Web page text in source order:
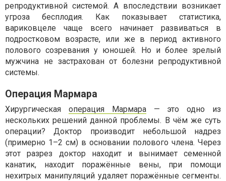
репродуктивной системой. А впоследствии возникает
угроза бесплодия. Как показывает статистика,
вариковцеле чаще всего начинает развиваться в
подростковом возрасте, или же в период активного
полового созревания у юношей. Но и более зрелый
мужчина не застрахован от болезни репродуктивной
системы.
Операция Мармара
Хирургическая операция Мармара— это одно из
нескольких решений данной проблемы. В чём же суть
операции? Доктор производит небольшой надрез
(примерно 1–2 см) в основании полового члена. Через
этот разрез доктор находит и вынимает семенной
канатик, находит поражённые вены, при помощи
нехитрых манипуляций удаляет поражённые сегменты.